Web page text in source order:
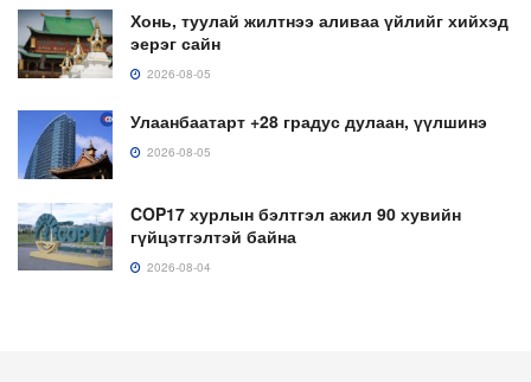
Хонь, туулай жилтнээ аливаа үйлийг хийхэд
эерэг сайн
2026-08-05
Улаанбаатарт +28 градус дулаан, үүлшинэ
2026-08-05
COP17 хурлын бэлтгэл ажил 90 хувийн
гүйцэтгэлтэй байна
2026-08-04